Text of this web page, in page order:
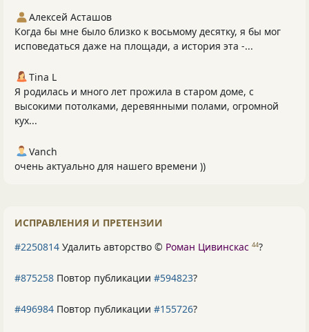
Алексей Асташов
Когда бы мне было близко к восьмому десятку, я бы мог
исповедаться даже на площади, а история эта -...
Tina L
Я родилась и много лет прожила в старом доме, с
высокими потолками, деревянными полами, огромной
кух...
Vanch
очень актуально для нашего времени ))
ИСПРАВЛЕНИЯ И ПРЕТЕНЗИИ
#2250814 Удалить авторство © Роман Цивинскас 44?
#875258 Повтор публикации #594823?
#496984 Повтор публикации #155726?